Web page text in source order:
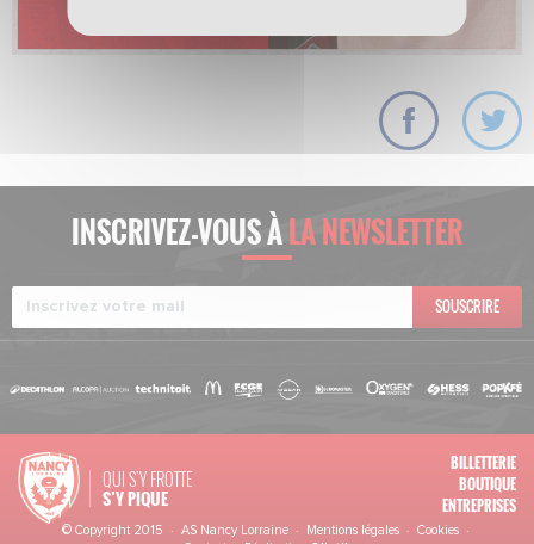
INSCRIVEZ-VOUS ÀLA NEWSLETTER
SOUSCRIRE
QUI S'Y FROTTE
S’Y PIQUE
BILLETTERIE
BOUTIQUE
ENTREPRISES
© Copyright 2015 · AS Nancy Lorraine · Mentions légales· Cookies·